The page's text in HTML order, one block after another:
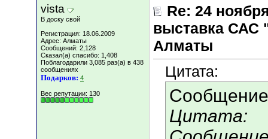
vista
В доску свой
Регистрация: 18.06.2009
Адрес: Алматы
Сообщений: 2,128
Сказал(а) спасибо: 1,408
Поблагодарили 3,085 раз(а) в 438
сообщениях
Подарков: 4
Вес репутации: 130
Re: 24
выставка САС
Алматы
Цитата:
Цитата: